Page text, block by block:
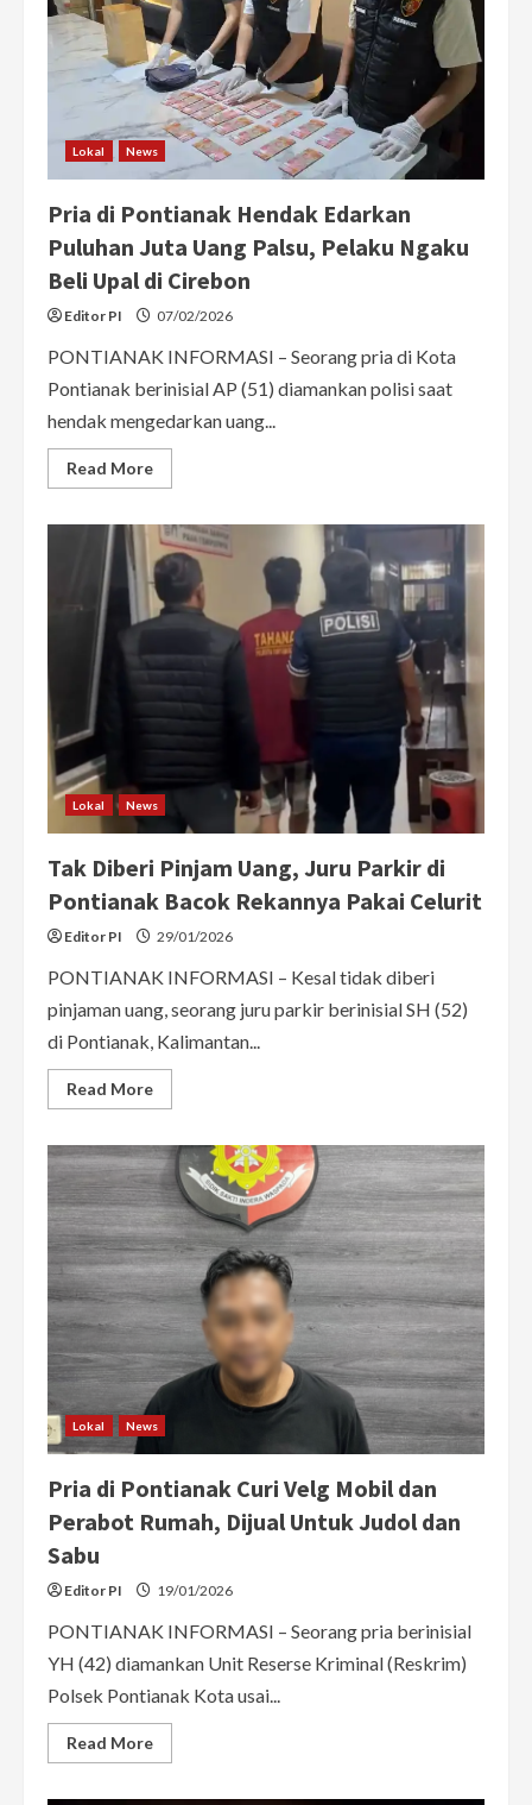
Dijanjikan
Mahar
Rp40
Juta
Lokal News
Pria di Pontianak Hendak Edarkan
Puluhan Juta Uang Palsu, Pelaku Ngaku
Beli Upal di Cirebon
Editor PI 07/02/2026
PONTIANAK INFORMASI – Seorang pria di Kota
Pontianak berinisial AP (51) diamankan polisi saat
hendak mengedarkan uang...
Read MoreRead
more
di
Pontianak
Hendak
Edarkan
Puluhan
Juta
Uang
Pelaku
Ngaku
Beli
Upal
di
Cirebon
Lokal News
Tak Diberi Pinjam Uang, Juru Parkir di
Pontianak Bacok Rekannya Pakai Celurit
Editor PI 29/01/2026
PONTIANAK INFORMASI – Kesal tidak diberi
pinjaman uang, seorang juru parkir berinisial SH (52)
di Pontianak, Kalimantan...
Read MoreRead
more
Diberi
Pinjam
Uang,
Juru
Parkir
di
Pontianak
Bacok
Rekannya
Pakai
Celurit
Lokal News
Pria di Pontianak Curi Velg Mobil dan
Perabot Rumah, Dijual Untuk Judol dan
Sabu
Editor PI 19/01/2026
PONTIANAK INFORMASI – Seorang pria berinisial
YH (42) diamankan Unit Reserse Kriminal (Reskrim)
Polsek Pontianak Kota usai...
Read MoreRead
more